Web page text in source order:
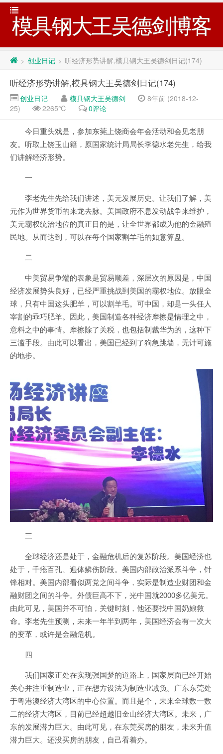
模具钢大王吴德剑博客
> 创业日记 > 听经济形势讲解,模具钢大王吴德剑日记(174)
听经济形势讲解,模具钢大王吴德剑日记(174)
创业日记 模具钢大王吴德剑
8年前 (2018-12-
25)
2265℃ 0评论
今日重头戏是，参加东莞上饶商会年会活动和会见老朋
友。听取上饶玉山籍，原国家统计局局长李德水老先生，给我
们讲解经济形势。
一
李老先生先给我们讲述，美元发展历史。让我们了解，美
元作为世界货币的来龙去脉。美国政府不息发动战争来维护，
美元霸权统治地位的真正目的是，让全世界都成为他的金融殖
民地。从而达到，可以在每个国家割羊毛的如意算盘。
二
中美贸易争端的表象是贸易顺差，深层次的原因是，中国
经济发展势头良好，已经严重挑战到美国的霸权地位。放眼全
球，只有中国这头肥羊，可以割羊毛。可中国，却是一头任人
宰割的乖巧肥羊。因此，美国制造各种经济摩擦是情理之中，
意料之中的事情。摩擦除了关税，也包括制裁华为的，这种下
三滥手段。由此可以看出，美国已经到了狗急跳墙，无计可施
的地步。
三
全球经济还是处于，金融危机后的复苏阶段。美国经济也
处于，千疮百孔、遍体鳞伤阶段。美国内部政治派系斗争，针
锋相对。美国内部看似两党之间斗争，实际是制造业财团和金
融财团之间的斗争。外债巨高不下，光中国就2000多亿美元。
由此可见，美国并不可怕，关键时刻，他还要找中国奶娘救
命。李老先生预测，未来一年半到两年，美国经济会有一次大
的变革，或许是金融危机。
四
我们国家正处在实现强国梦的道路上，国家层面已经开始
关心并注重制造业，正在想方设法为制造业减负。广东东莞处
于粤港澳经济大湾区的中心位置。而且是个，未来全球数一数
二的经济大湾区，目前已经超越旧金山经济大湾区。未来，广
东的发展潜力巨大。由此可见，在东莞买房的朋友，未来升值
潜力巨大。还没买房的朋友，自己看着办。